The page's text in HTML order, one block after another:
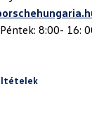
8:00- 16: